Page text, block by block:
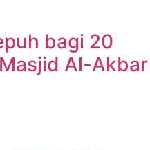
bagi 20
Al-Akbar